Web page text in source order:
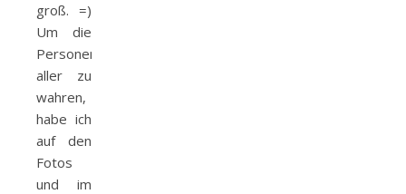
groß. =)
Um die
Personenrechte
aller zu
wahren,
habe ich
auf den
Fotos
und im